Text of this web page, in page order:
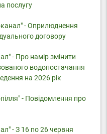
послугу
- Оприлюднення
договору
- Про намір змінити
водопостачання
на 2026 рік
- Повідомлення про
- З 16 по 26 червня